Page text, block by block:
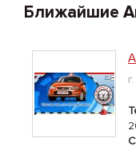
Ближайшие